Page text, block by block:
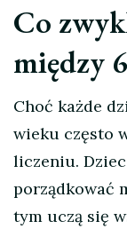
Co
między
Choć każde
wieku często
liczeniu.
porządkować
tym uczą się